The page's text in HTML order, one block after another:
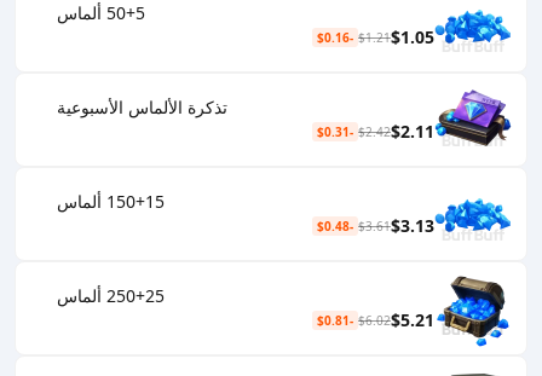
50+5 ألماس
$1.05
$1.21
-$0.16
تذكرة الألماس الأسبوعية
$2.11
$2.42
-$0.31
150+15 ألماس
$3.13
$3.61
-$0.48
250+25 ألماس
$5.21
$6.02
-$0.81